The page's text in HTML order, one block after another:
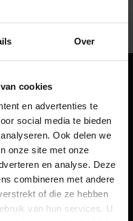
Over
cookies
en advertenties te
social media te bieden
Ook delen we
onze site met onze
en analyse. Deze
combineren met andere
of die ze hebben
van hun services. U
makelaarskantoor met
en diepgaande kennis
en omstreken.